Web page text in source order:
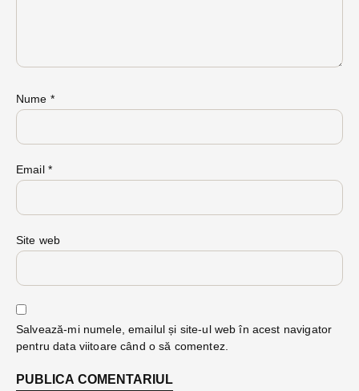
Nume *
Email *
Site web
Salvează-mi numele, emailul și site-ul web în acest navigator
pentru data viitoare când o să comentez.